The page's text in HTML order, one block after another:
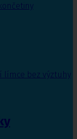
límce bez výztuhy